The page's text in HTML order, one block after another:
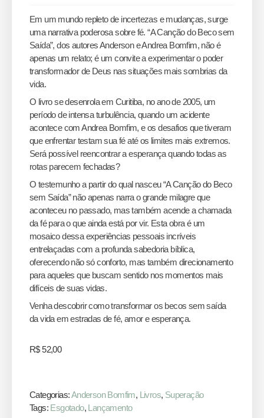
Em um mundo repleto de incertezas e mudanças, surge
uma narrativa poderosa sobre fé. “A Canção do Beco sem
Saída”, dos autores Anderson e Andrea Bomfim, não é
apenas um relato; é um convite a experimentar o poder
transformador de Deus nas situações mais sombrias da
vida.
O livro se desenrola em Curitiba, no ano de 2005, um
período de intensa turbulência, quando um acidente
acontece com Andrea Bomfim, e os desafios que tiveram
que enfrentar testam sua fé até os limites mais extremos.
Será possível reencontrar a esperança quando todas as
rotas parecem fechadas?
O testemunho a partir do qual nasceu “A Canção do Beco
sem Saída” não apenas narra o grande milagre que
aconteceu no passado, mas também acende a chamada
da fé para o que ainda está por vir. Esta obra é um
mosaico dessa experiências pessoais incríveis
entrelaçadas com a profunda sabedoria bíblica,
oferecendo não só conforto, mas também direcionamento
para aqueles que buscam sentido nos momentos mais
difíceis de suas vidas.
Venha descobrir como transformar os becos sem saída
da vida em estradas de fé, amor e esperança.
R$52,00
Categorias:Anderson Bomfim, Livros, Superação
Tags: Esgotado, Lançamento